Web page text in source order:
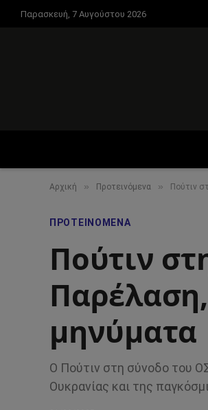
Παρασκευή, 7 Αυγούστου 2026
Αρχική » Προτεινόμενα » Πούτιν
ΠΡΟΤΕΙΝΌΜΕΝΑ
Πούτιν
μηνύματα
Ο Πούτιν στη σύνοδο του
Ουκρανίας και της